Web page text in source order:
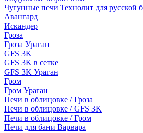
Чугунные печи Технолит для русской
Авангард
Искандер
Гроза
Гроза Ураган
GFS 3K
GFS 3K в сетке
GFS 3K Ураган
Гром
Гром Ураган
Печи в облицовке / Гроза
Печи в облицовке / GFS 3K
Печи в облицовке / Гром
Печи для бани Варвара